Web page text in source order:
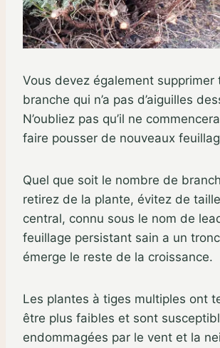
Vous devez également supprimer
branche qui n’a pas d’aiguilles
N’oubliez pas qu’il ne
faire pousser de nouveaux
Quel que soit le nombre de
retirez de la plante, évitez de
central, connu sous le nom de
feuillage persistant sain a un tronc
émerge le reste de la croissance.
Les plantes à tiges multiples ont
être plus faibles et sont
endommagées par le vent et la